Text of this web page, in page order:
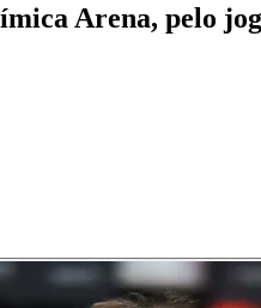
Arena, pelo